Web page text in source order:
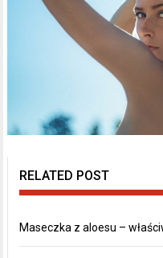
RELATED POST
Maseczka z aloesu –